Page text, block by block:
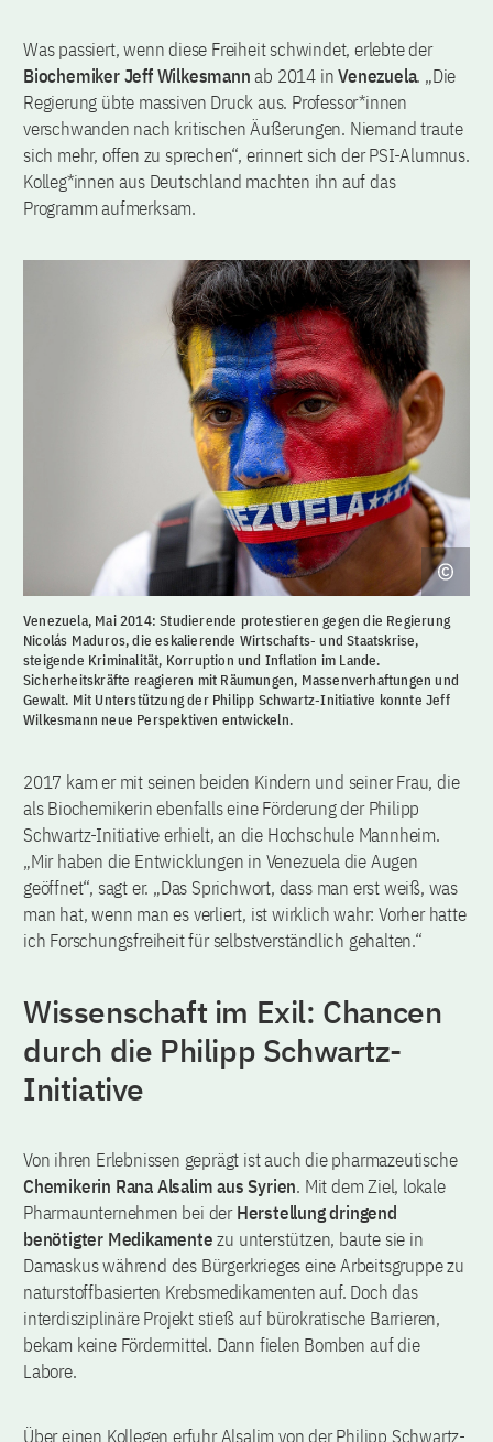
Was passiert, wenn diese Freiheit schwindet, erlebte der
Biochemiker Jeff Wilkesmannab 2014 inVenezuela. „Die
Regierung übte massiven Druck aus. Professor*innen
verschwanden nach kritischen Äußerungen. Niemand traute
sich mehr, offen zu sprechen“, erinnert sich der PSI-Alumnus.
Kolleg*innen aus Deutschland machten ihn auf das
Programm aufmerksam.
Venezuela, Mai 2014: Studierende protestieren gegen die Regierung
Nicolás Maduros, die eskalierende Wirtschafts- und Staatskrise,
steigende Kriminalität, Korruption und Inflation im Lande.
Sicherheitskräfte reagieren mit Räumungen, Massenverhaftungen und
Gewalt. Mit Unterstützung der Philipp Schwartz-Initiative konnte Jeff
Wilkesmann neue Perspektiven entwickeln.
2017 kam er mit seinen beiden Kindern und seiner Frau, die
als Biochemikerin ebenfalls eine Förderung der Philipp
Schwartz-Initiative erhielt, an die Hochschule Mannheim.
„Mir haben die Entwicklungen in Venezuela die Augen
geöffnet“, sagt er. „Das Sprichwort, dass man erst weiß, was
man hat, wenn man es verliert, ist wirklich wahr: Vorher hatte
ich Forschungsfreiheit für selbstverständlich gehalten.“
Wissenschaft im Exil: Chancen
durch die Philipp Schwartz-
Initiative
Von ihren Erlebnissen geprägt ist auch die pharmazeutische
Chemikerin Rana Alsalim aus Syrien. Mit dem Ziel, lokale
Pharmaunternehmen bei derHerstellung dringend
benötigter Medikamentezu unterstützen, baute sie in
Damaskus während des Bürgerkrieges eine Arbeitsgruppe zu
naturstoffbasierten Krebsmedikamenten auf. Doch das
interdisziplinäre Projekt stieß auf bürokratische Barrieren,
bekam keine Fördermittel. Dann fielen Bomben auf die
Labore.
Über einen Kollegen erfuhr Alsalim von der Philipp Schwartz-